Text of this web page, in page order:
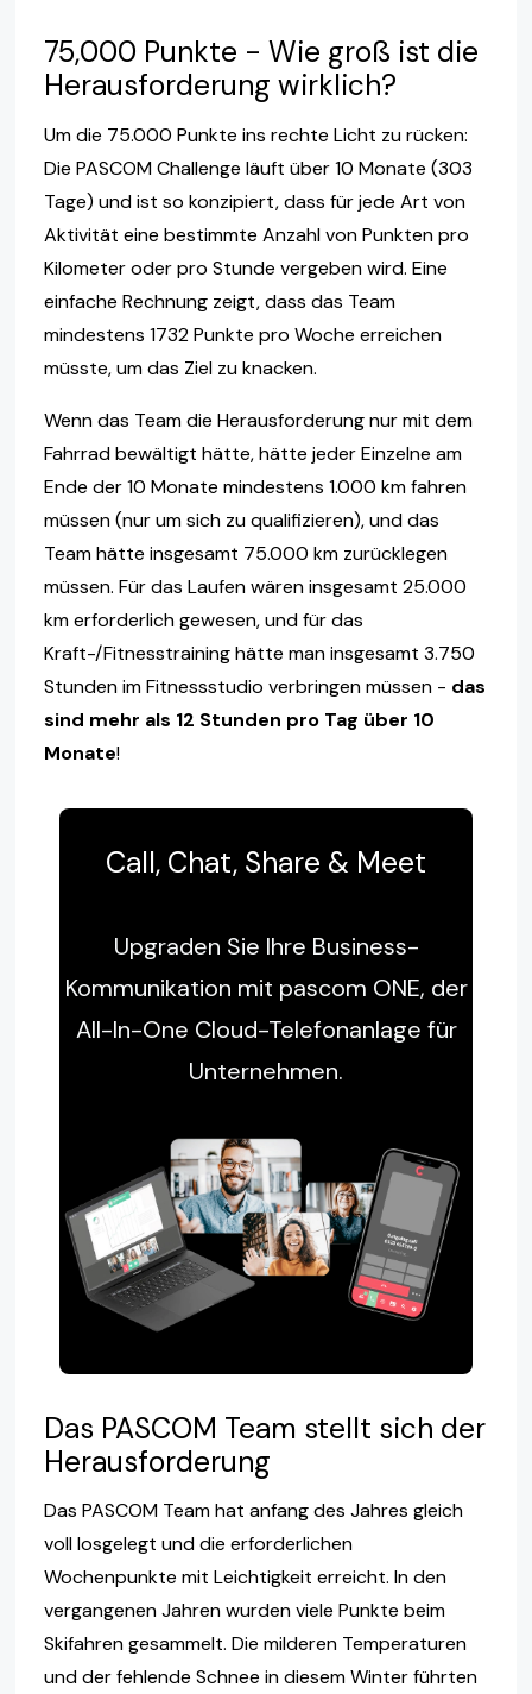
75,000 Punkte - Wie groß ist die
Herausforderung wirklich?
Um die 75.000 Punkte ins rechte Licht zu rücken:
Die PASCOM Challenge läuft über 10 Monate (303
Tage) und ist so konzipiert, dass für jede Art von
Aktivität eine bestimmte Anzahl von Punkten pro
Kilometer oder pro Stunde vergeben wird. Eine
einfache Rechnung zeigt, dass das Team
mindestens 1732 Punkte pro Woche erreichen
müsste, um das Ziel zu knacken.
Wenn das Team die Herausforderung nur mit dem
Fahrrad bewältigt hätte, hätte jeder Einzelne am
Ende der 10 Monate mindestens 1.000 km fahren
müssen (nur um sich zu qualifizieren), und das
Team hätte insgesamt 75.000 km zurücklegen
müssen. Für das Laufen wären insgesamt 25.000
km erforderlich gewesen, und für das
Kraft-/Fitnesstraining hätte man insgesamt 3.750
Stunden im Fitnessstudio verbringen müssen - das
sind mehr als 12 Stunden pro Tag über 10
Monate!
Call, Chat, Share & Meet
Upgraden Sie Ihre Business-
Kommunikation mit pascom ONE, der
All-In-One Cloud-Telefonanlage für
Unternehmen.
Das PASCOM Team stellt sich der
Herausforderung
Das PASCOM Team hat anfang des Jahres gleich
voll losgelegt und die erforderlichen
Wochenpunkte mit Leichtigkeit erreicht. In den
vergangenen Jahren wurden viele Punkte beim
Skifahren gesammelt. Die milderen Temperaturen
und der fehlende Schnee in diesem Winter führten